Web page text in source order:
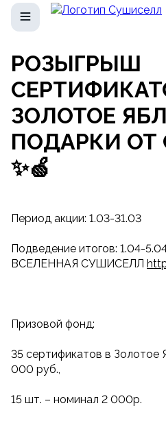
РОЗЫГРЫШ
ЗОЛОТОЕ
ПОДАРКИ
✨🍏
Период акции: 1.03-31.03
Подведение итогов: 1.04-
ВСЕЛЕННАЯ СУШИСЕЛЛ
Призовой фонд:
35 сертификатов в Золотое
000 руб.,
15 шт. – номинал 2 000р.